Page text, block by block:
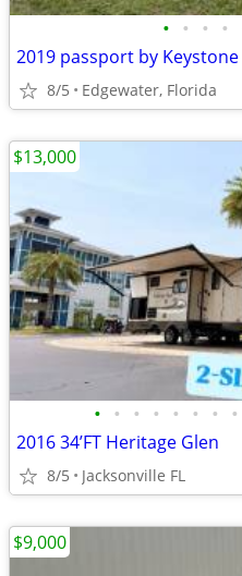
• • • •
2019 passport by Keystone
8/5 Edgewater, Florida
• • • • • • • •
2016 34’FT Heritage Glen
8/5 Jacksonville FL
$13,000
$9,000